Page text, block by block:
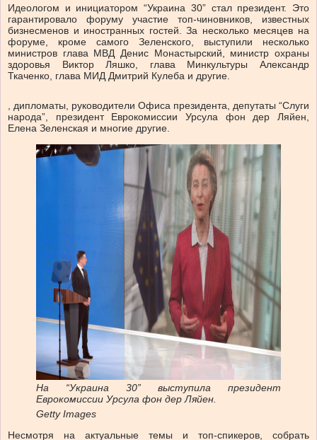
Идеологом и инициатором “Украина 30” стал президент. Это
гарантировало форуму участие топ-чиновников, известных
бизнесменов и иностранных гостей. За несколько месяцев на
форуме, кроме самого Зеленского, выступили несколько
министров глава МВД Денис Монастырский, министр охраны
здоровья Виктор Ляшко, глава Минкультуры Александр
Ткаченко, глава МИД Дмитрий Кулеба и другие.
, дипломаты, руководители Офиса президента, депутаты “Слуги
народа”, президент Еврокомиссии Урсула фон дер Ляйен,
Елена Зеленская и многие другие.
На “Украина 30” выступила президент
Еврокомиссии Урсула фон дер Ляйен.
Getty Images
Несмотря на актуальные темы и топ-спикеров, собрать